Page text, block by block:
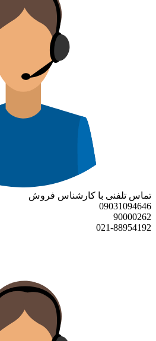
تماس تلفنی با کارشناس فروش
09031094646
90000262
021-88954192